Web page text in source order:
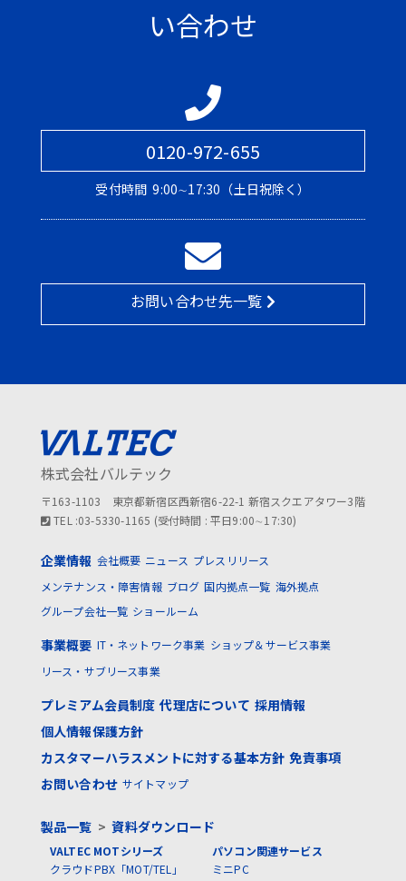
い合わせ
0120-972-655
受付時間 9:00∼17:30（土日祝除く）
お問い合わせ先一覧
株式会社バルテック
〒163-1103 東京都新宿区西新宿6-22-1 新宿スクエアタワー3階
TEL :03-5330-1165 (受付時間 : 平日9:00∼17:30)
企業情報 会社概要 ニュース プレスリリース
メンテナンス・障害情報 ブログ 国内拠点一覧 海外拠点
グループ会社一覧 ショールーム
事業概要 IT・ネットワーク事業 ショップ＆サービス事業
リース・サブリース事業
プレミアム会員制度 代理店について 採用情報
個人情報保護方針
カスタマーハラスメントに対する基本方針 免責事項
お問い合わせ サイトマップ
製品一覧 >資料ダウンロード
VALTEC MOTシリーズ
クラウドPBX「MOT/TEL」
パソコン関連サービス
ミニPC